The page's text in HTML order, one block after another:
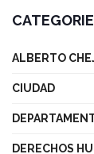
ALBERTO
CIUDAD
DERECHOS